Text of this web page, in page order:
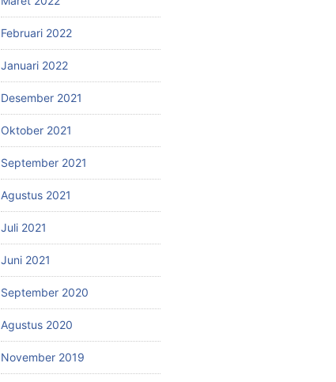
Februari 2022
Januari 2022
Desember 2021
Oktober 2021
September 2021
Agustus 2021
Juli 2021
Juni 2021
September 2020
Agustus 2020
November 2019